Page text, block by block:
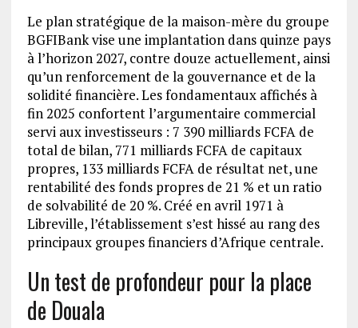
Le plan stratégique de la maison-mère du groupe
BGFIBank vise une implantation dans quinze pays
à l’horizon 2027, contre douze actuellement, ainsi
qu’un renforcement de la gouvernance et de la
solidité financière. Les fondamentaux affichés à
fin 2025 confortent l’argumentaire commercial
servi aux investisseurs : 7 390 milliards FCFA de
total de bilan, 771 milliards FCFA de capitaux
propres, 133 milliards FCFA de résultat net, une
rentabilité des fonds propres de 21 % et un ratio
de solvabilité de 20 %. Créé en avril 1971 à
Libreville, l’établissement s’est hissé au rang des
principaux groupes financiers d’Afrique centrale.
Un test de profondeur pour la place
de Douala